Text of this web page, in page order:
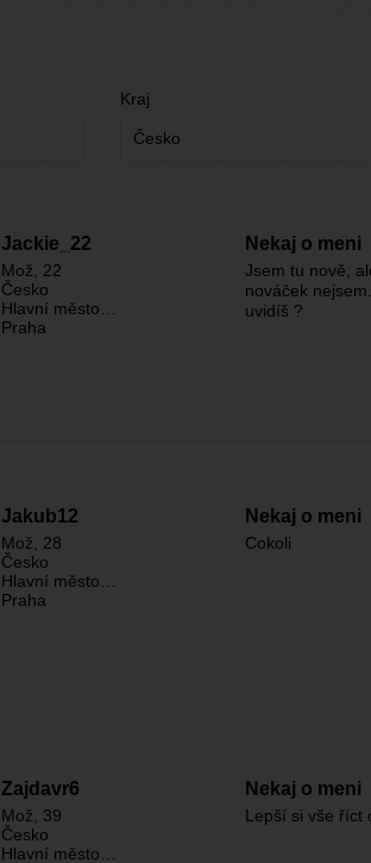
Kraj
Jackie_22
Mož , 22
Česko
Hlavní město…
Praha
Nekaj o meni
Jsem tu nově,
nováček
uvidíš ?
Jakub12
Mož , 28
Česko
Hlavní město…
Praha
Nekaj o meni
Cokoli
Zajdavr6
Mož , 39
Česko
Hlavní město…
Nekaj o meni
Lepší si vše říct